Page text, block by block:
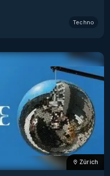
Techno
Zürich